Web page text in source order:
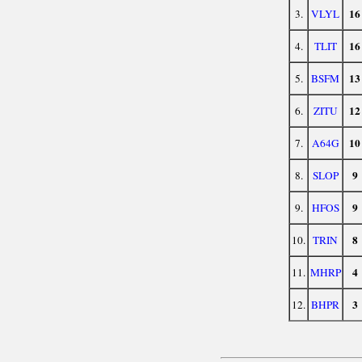
3. VLYL 16
4. TLIT 16
5. BSFM 13
6. ZITU 12
7. A64G 10
8. SLOP 9
9. HFOS 9
10. TRIN 8
11. MHRP 4
12. BHPR 3